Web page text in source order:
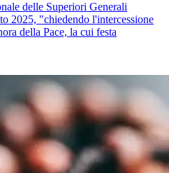
delle Superiori Generali
2025, "chiedendo l'intercessione
della Pace, la cui festa